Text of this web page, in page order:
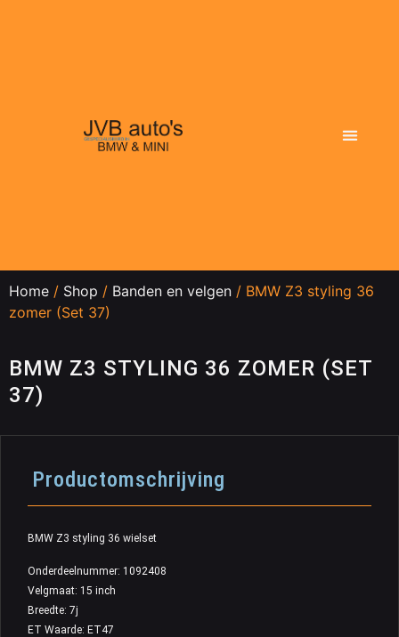
Home / Shop / Banden en velgen / BMW Z3 styling 36
zomer (Set 37)
BMW Z3 STYLING 36 ZOMER (SET
37)
Productomschrijving
BMW Z3 styling 36 wielset
Onderdeelnummer: 1092408
Velgmaat: 15 inch
Breedte: 7j
ET Waarde: ET47